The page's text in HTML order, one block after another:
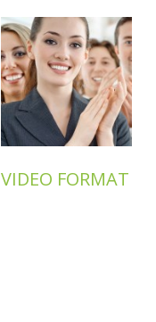
VIDEO FORMAT